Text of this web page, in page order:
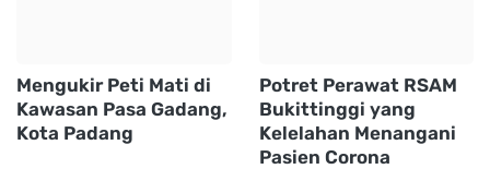
Mengukir Peti Mati di
Kawasan Pasa Gadang,
Kota Padang
Potret Perawat RSAM
Bukittinggi yang
Kelelahan Menangani
Pasien Corona